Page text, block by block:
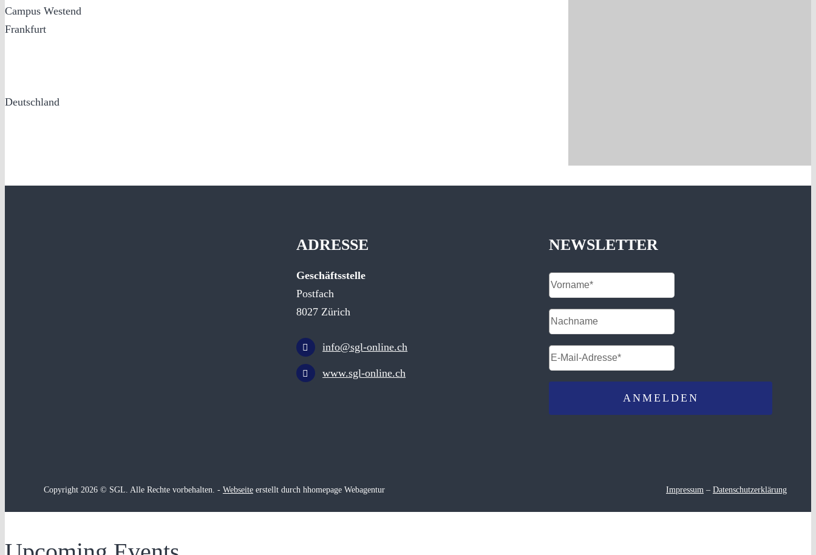
Campus Westend
Frankfurt
Deutschland
ADRESSE
Geschäftsstelle
Postfach
8027 Zürich
info@sgl-online.ch
www.sgl-online.ch
NEWSLETTER
Copyright 2026 © SGL. Alle Rechte vorbehalten. - Webseiteerstellt durch hhomepage Webagentur Impressum– Datenschutzerklärung